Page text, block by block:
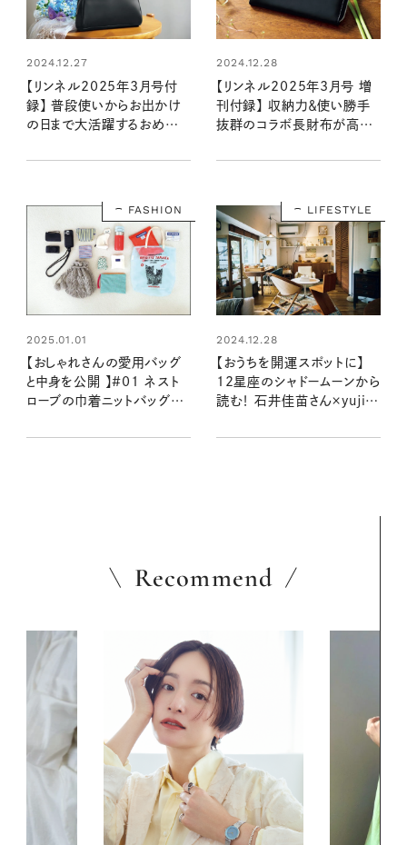
2024.12.27
【リンネル2025年3月号付
録】 普段使いからお出かけ
の日まで大活躍するおめかし
2025年3月号）
2024.12.28
【リンネル2025年3月号 増
刊付録】 収納力＆使い勝手
抜群のコラボ長財布が高級
2025年3月号増刊）
FASHION
2025.01.01
【おしゃれさんの愛用バッグ
と中身を公開 】#01 ネスト
ローブの巾着ニットバッグ：モ
LIFESTYLE
2024.12.28
【おうちを開運スポットに】
12星座のシャドームーンから
読む！ 石井佳苗さん×yujiさ
ア
Recommend